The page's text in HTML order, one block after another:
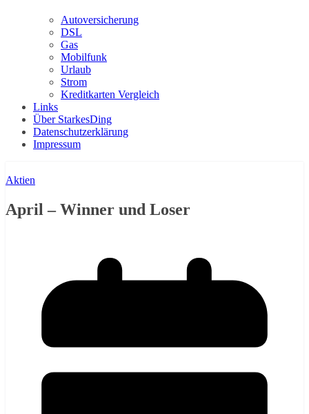
Autoversicherung
DSL
Gas
Mobilfunk
Urlaub
Strom
Kreditkarten Vergleich
Links
Über StarkesDing
Datenschutzerklärung
Impressum
Aktien
April – Winner und Loser